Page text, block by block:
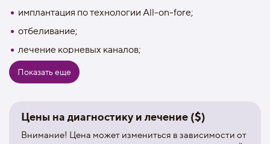
имплантация по технологии All-on-fore;
отбеливание;
лечение корневых каналов;
имплантация по технолгии All-on-6;
установка зубных коронок;
установка имплантов с коронкой;
Показать еще
Цены на диагностику и лечение ($)
Внимание! Цена может измениться в зависимости от